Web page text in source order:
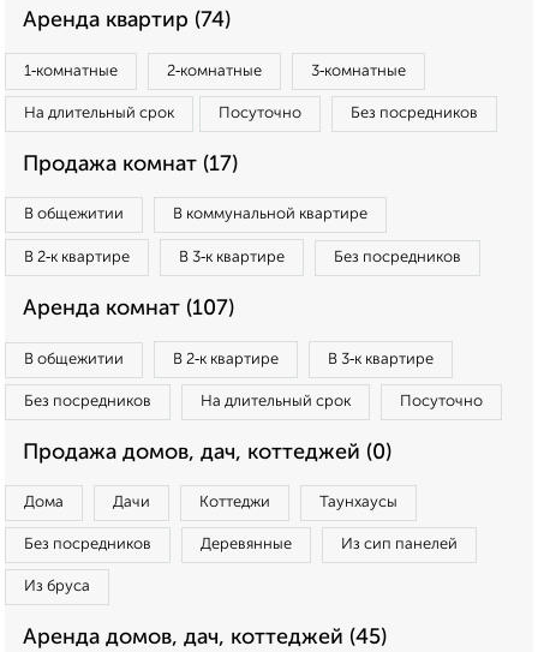
Аренда квартир (74)
1‑комнатные 2‑комнатные 3‑комнатные
На длительный срок Посуточно Без посредников
Продажа комнат (17)
В общежитии В коммунальной квартире
В 2‑к квартире В 3‑к квартире Без посредников
Аренда комнат (107)
В общежитии В 2‑к квартире В 3‑к квартире
Без посредников На длительный срок Посуточно
Продажа домов, дач, коттеджей (0)
Дома Дачи Коттеджи Таунхаусы
Без посредников Деревянные Из сип панелей
Из бруса
Аренда домов, дач, коттеджей (45)